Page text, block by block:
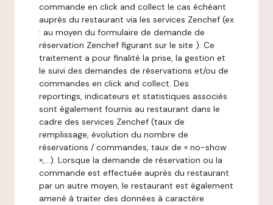
commande en click and collect le cas échéant
auprès du restaurant via les services Zenchef (ex
: au moyen du formulaire de demande de
réservation Zenchef figurant sur le site ). Ce
traitement a pour finalité la prise, la gestion et
le suivi des demandes de réservations et/ou de
commandes en click and collect. Des
reportings, indicateurs et statistiques associés
sont également fournis au restaurant dans le
cadre des services Zenchef (taux de
remplissage, évolution du nombre de
réservations / commandes, taux de « no-show
»,…). Lorsque la demande de réservation ou la
commande est effectuée auprès du restaurant
par un autre moyen, le restaurant est également
amené à traiter des données à caractère